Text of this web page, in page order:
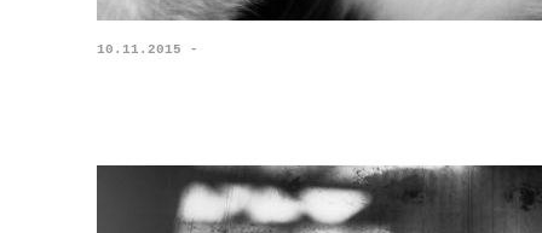
10.11.2015 -